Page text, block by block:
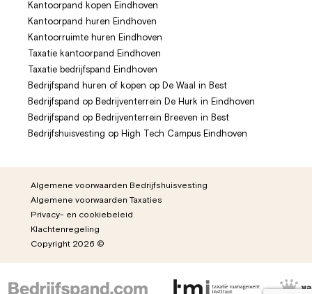
Kantoorpand kopen Eindhoven
Kantoorpand huren Eindhoven
Kantoorruimte huren Eindhoven
Taxatie kantoorpand Eindhoven
Taxatie bedrijfspand Eindhoven
Bedrijfspand huren of kopen op De Waal in Best
Bedrijfspand op Bedrijventerrein De Hurk in Eindhoven
Bedrijfspand op Bedrijventerrein Breeven in Best
Bedrijfshuisvesting op High Tech Campus Eindhoven
Algemene voorwaarden Bedrijfshuisvesting
Algemene voorwaarden Taxaties
Privacy- en cookiebeleid
Klachtenregeling
Copyright 2026 ©